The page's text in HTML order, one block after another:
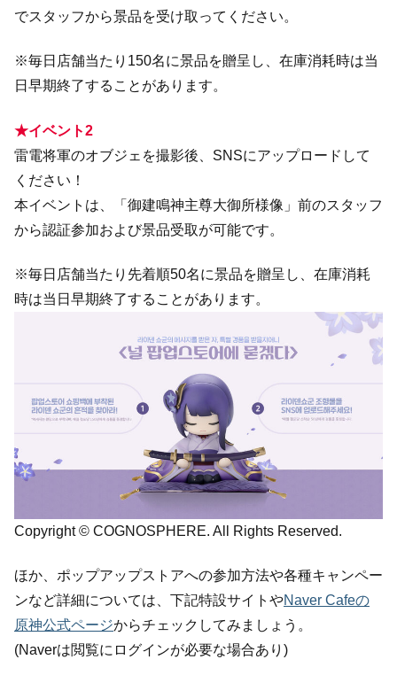
でスタッフから景品を受け取ってください。
※毎日店舗当たり150名に景品を贈呈し、在庫消耗時は当
日早期終了することがあります。
★イベント2
雷電将軍のオブジェを撮影後、SNSにアップロードして
ください！
本イベントは、「​御建鳴神主尊大御所様像」前のスタッフ
から認証参加および景品受取が可能です。
※毎日店舗当たり先着順50名に景品を贈呈し、在庫消耗
時は当日早期終了することがあります。
Copyright © COGNOSPHERE. All Rights Reserved.
ほか、ポップアップストアへの参加方法や各種キャンペー
ンなど詳細については、下記特設サイトやNaver Cafeの
原神公式ページからチェックしてみましょう。
(Naverは閲覧にログインが必要な場合あり)